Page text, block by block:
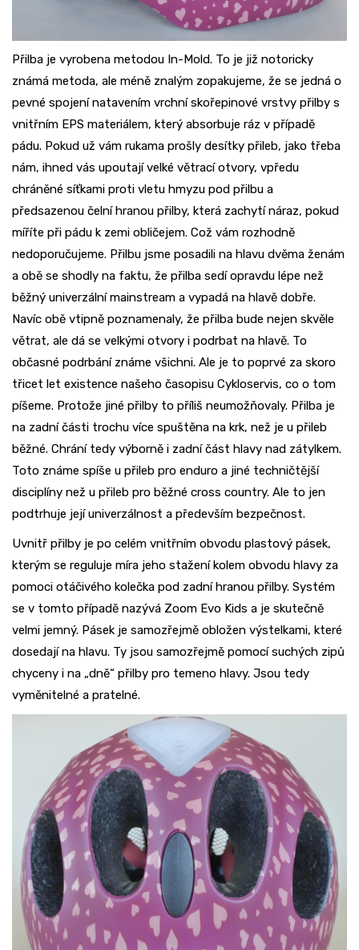
Přilba je vyrobena metodou In-Mold. To je již notoricky
známá metoda, ale méně znalým zopakujeme, že se jedná o
pevné spojení natavením vrchní skořepinové vrstvy přilby s
vnitřním EPS materiálem, který absorbuje ráz v případě
pádu. Pokud už vám rukama prošly desítky přileb, jako třeba
nám, ihned vás upoutají velké větrací otvory, vpředu
chráněné síťkami proti vletu hmyzu pod přilbu a
předsazenou čelní hranou přilby, která zachytí náraz, pokud
míříte při pádu k zemi obličejem. Což vám rozhodně
nedoporučujeme. Přilbu jsme posadili na hlavu dvěma ženám
a obě se shodly na faktu, že přilba sedí opravdu lépe než
běžný univerzální mainstream a vypadá na hlavě dobře.
Navíc obě vtipně poznamenaly, že přilba bude nejen skvěle
větrat, ale dá se velkými otvory i podrbat na hlavě. To
občasné podrbání známe všichni. Ale je to poprvé za skoro
třicet let existence našeho časopisu Cykloservis, co o tom
píšeme. Protože jiné přilby to příliš neumožňovaly. Přilba je
na zadní části trochu více spuštěna na krk, než je u přileb
běžné. Chrání tedy výborně i zadní část hlavy nad zátylkem.
Toto známe spíše u přileb pro enduro a jiné techničtější
disciplíny než u přileb pro běžné cross country. Ale to jen
podtrhuje její univerzálnost a především bezpečnost.
Uvnitř přilby je po celém vnitřním obvodu plastový pásek,
kterým se reguluje míra jeho stažení kolem obvodu hlavy za
pomoci otáčivého kolečka pod zadní hranou přilby. Systém
se v tomto případě nazývá Zoom Evo Kids a je skutečně
velmi jemný. Pásek je samozřejmě obložen výstelkami, které
dosedají na hlavu. Ty jsou samozřejmě pomocí suchých zipů
chyceny i na „dně“ přilby pro temeno hlavy. Jsou tedy
vyměnitelné a pratelné.